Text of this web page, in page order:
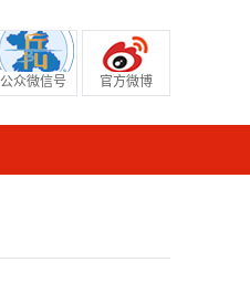
公众微信号 官方微博